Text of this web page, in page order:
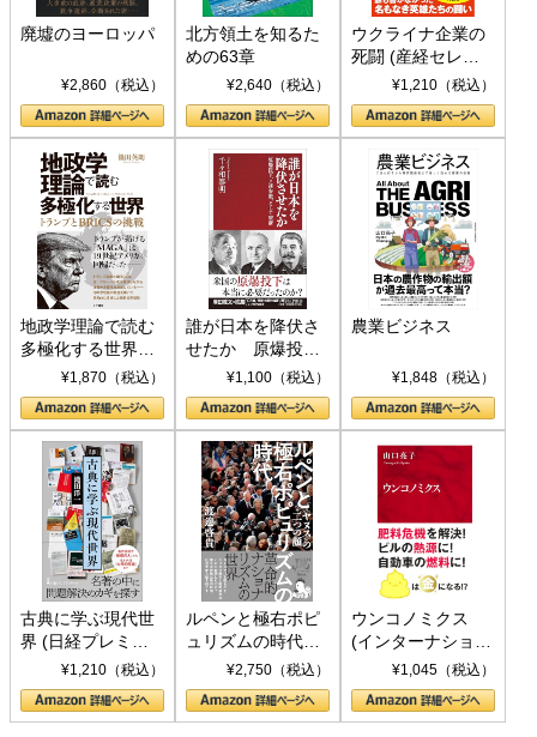
廃墟のヨーロッパ
¥2,860（税込）
北方領土を知るた
めの63章
¥2,640（税込）
ウクライナ企業の
死闘 (産経セレク
ト S 039)¥1,210（税込）
地政学理論で読む
多極化する世界：
トランプとBRICS
の挑戦
¥1,870（税込）
誰が日本を降伏さ
せたか 原爆投
下、ソ連参戦、そ
して聖断 (PHP新
書)
¥1,100（税込）
農業ビジネス
¥1,848（税込）
古典に学ぶ現代世
界 (日経プレミア
シリーズ)¥1,210（税込）
ルペンと極右ポピ
ュリズムの時代：
〈ヤヌス〉の二つ
の顔
¥2,750（税込）
ウンコノミクス
(インターナショナ
ル新書)¥1,045（税込）